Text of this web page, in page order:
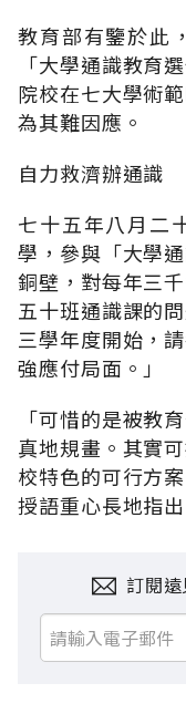
教育部有鑒於此
「大學通識教育
院校在七大學術
為其難因應。
自力救濟辦通識
七十五年八月二
學，參與「大學
銅壁，對每年三
五十班通識課的
三學年度開始，
強應付局面。」
「可惜的是被教
真地規畫。其實
校特色的可行方
授語重心長地指出
訂閱